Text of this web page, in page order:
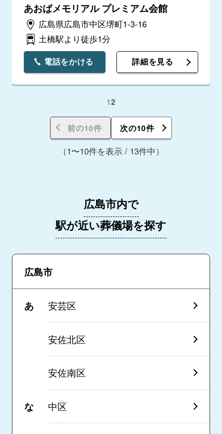
あおばメモリアル プレミアム会館
広島県広島市中区堺町1-3-16
土橋駅より徒歩1分
電話をかける 詳細を見る
12
前の10件 次の10件
（1〜10件を表示 / 13件中）
広島市内で
駅が近い葬儀場を探す
広島市
あ 安芸区
安佐北区
安佐南区
な 中区